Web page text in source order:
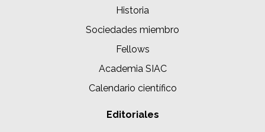
Historia
Sociedades miembro
Fellows
Academia SIAC
Calendario científico
Editoriales